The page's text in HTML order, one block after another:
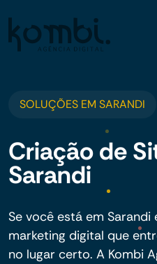
SOLUÇÕES EM SARANDI
Criação de
Sarandi
Se você está em
marketing digital que
no lugar certo. A Kombi